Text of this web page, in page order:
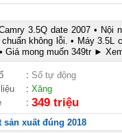
3.5Q date 2007 • Nội
chuẩn không lỗi. • Máy
Giá mong muốn 349tr ►
: Số tự động
: Xăng
: 349 triệu
sản xuất đúng 2018